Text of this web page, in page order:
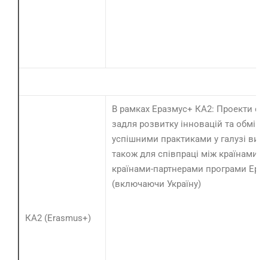
КА2 (Erasmus+)
В рамках Еразмус+ КА2: Проекти
задля розвитку інновацій та обміну
успішними практиками у галузі
також для співпраці між країнами-
країнами-партнерами програми
(включаючи Україну)